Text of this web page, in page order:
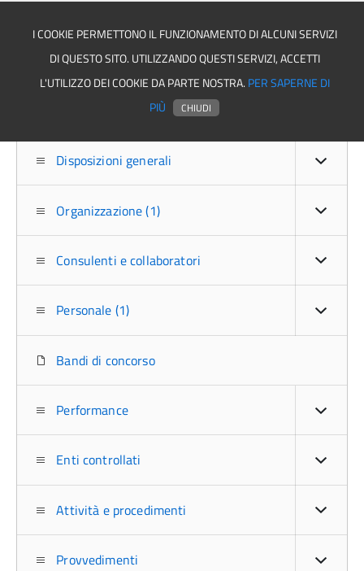
Asmel associazione
Disposizioni generali
Organizzazione (1)
Consulenti e collaboratori
Personale (1)
Bandi di concorso
Performance
Enti controllati
Attività e procedimenti
Provvedimenti
I COOKIE PERMETTONO IL FUNZIONAMENTO DI ALCUNI SERVIZI
DI QUESTO SITO. UTILIZZANDO QUESTI SERVIZI, ACCETTI
L'UTILIZZO DEI COOKIE DA PARTE NOSTRA. PER SAPERNE DI
PIÙ
CHIUDI